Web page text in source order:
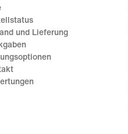
und Lieferung